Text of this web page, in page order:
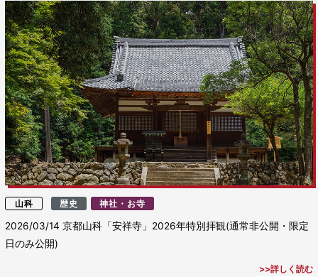
山科 歴史 神社・お寺
2026/03/14京都山科「安祥寺」2026年特別拝観(通常非公開・限定
日のみ公開)
詳しく読む